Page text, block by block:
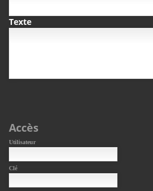
Texte
Accès
Utilisateur
Clé